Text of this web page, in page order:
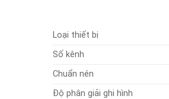
Loại thiết bị
Số kênh
Chuẩn nén
Độ phân giải ghi hình